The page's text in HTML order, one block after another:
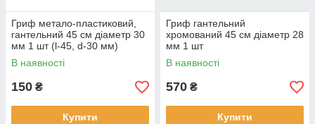
Гриф метало-пластиковий,
гантельний 45 см діаметр 30
мм 1 шт (l-45, d-30 мм)
В наявності
150 ₴
Купити
Гриф гантельний
хромований 45 см діаметр 28
мм 1 шт
В наявності
570 ₴
Купити